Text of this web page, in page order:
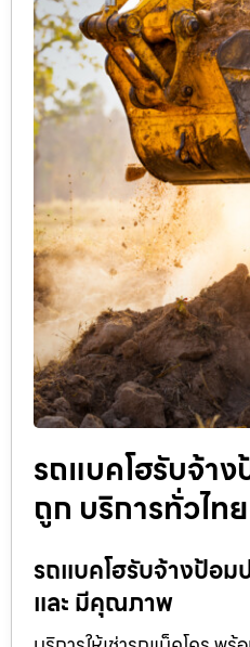
รถแบคโฮรับจ้าง
ถูก บริการทั่วไทย
รถแบคโฮรับจ้างป้อม
และ มีคุณภาพ